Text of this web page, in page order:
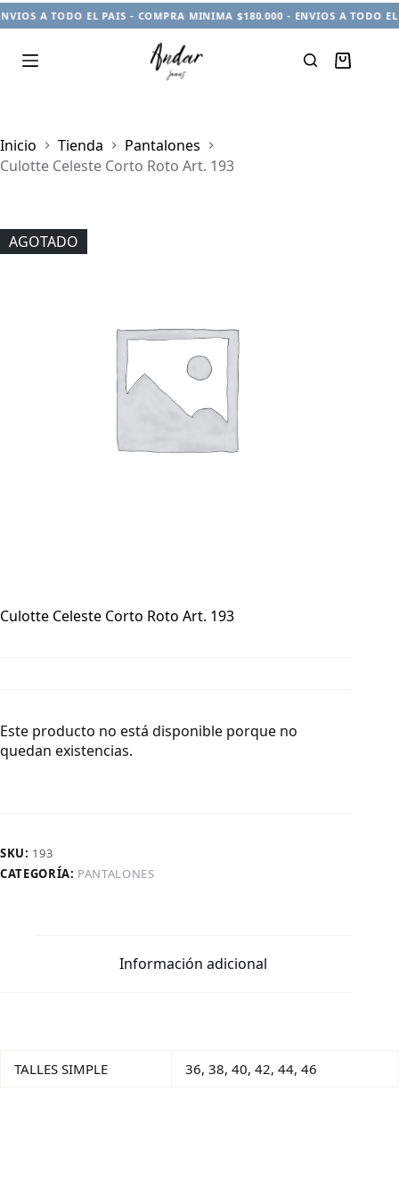
A TODO EL PAIS - COMPRA MINIMA $180.000 - ENVIOS A TODO
Carro
Inicio
Tienda
Pantalones
Culotte Celeste Corto Roto Art. 193
AGOTADO
Culotte Celeste Corto Roto Art. 193
Este producto no está disponible porque no
quedan existencias.
SKU: 193
CATEGORÍA: PANTALONES
Información adicional
TALLES SIMPLE 36, 38, 40, 42, 44, 46